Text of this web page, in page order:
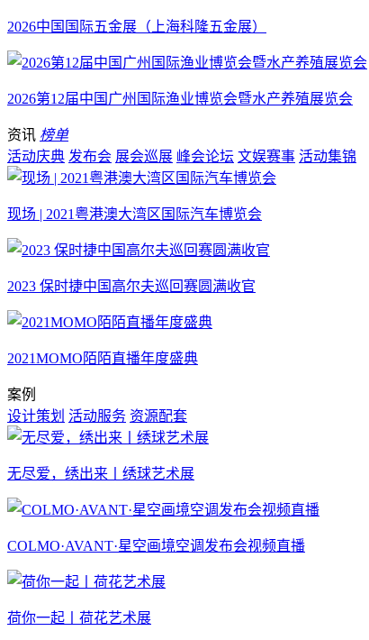
2026中国国际五金展（上海科隆五金展）
2026第12届中国广州国际渔业博览会暨水产养殖展览会
资讯 榜单
活动庆典 发布会 展会巡展 峰会论坛 文娱赛事 活动集锦
现场 | 2021粤港澳大湾区国际汽车博览会
2023 保时捷中国高尔夫巡回赛圆满收官
2021MOMO陌陌直播年度盛典
案例
设计策划 活动服务 资源配套
无尽爱，绣出来丨绣球艺术展
COLMO·AVANT·星空画境空调发布会视频直播
荷你一起丨荷花艺术展